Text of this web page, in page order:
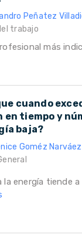
Peñatez
trabajo
más
cuando
tiempo y
baja?
Goméz Narváez
la energía tiende a